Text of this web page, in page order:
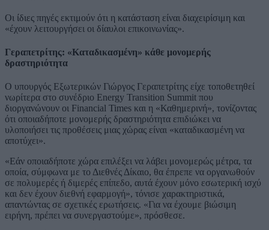
Οι ίδιες πηγές εκτιμούν ότι η κατάσταση είναι διαχειρίσιμη και
«έχουν λειτουργήσει οι δίαυλοι επικοινωνίας».
Γεραπετρίτης: «Καταδικασμένη» κάθε μονομερής
δραστηριότητα
Ο υπουργός Εξωτερικών Γιώργος Γεραπετρίτης είχε τοποθετηθεί
νωρίτερα στο συνέδριο Energy Transition Summit που
διοργανώνουν οι Financial Times και η «Καθημερινή», τονίζοντας
ότι οποιαδήποτε μονομερής δραστηριότητα επιδιώκει να
υλοποιήσει τις προθέσεις μιας χώρας είναι «καταδικασμένη να
αποτύχει».
«Εάν οποιαδήποτε χώρα επιλέξει να λάβει μονομερώς μέτρα, τα
οποία, σύμφωνα με το Διεθνές Δίκαιο, θα έπρεπε να οργανωθούν
σε πολυμερές ή διμερές επίπεδο, αυτά έχουν μόνο εσωτερική ισχύ
και δεν έχουν διεθνή εφαρμογή», τόνισε χαρακτηριστικά,
απαντώντας σε σχετικές ερωτήσεις. «Για να έχουμε βιώσιμη
ειρήνη, πρέπει να συνεργαστούμε», πρόσθεσε.